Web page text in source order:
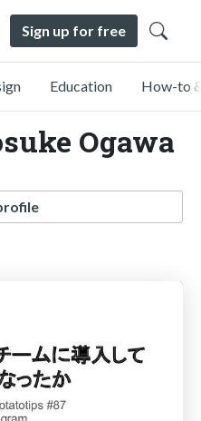
Sign up for free
Education How-to
Ogawa